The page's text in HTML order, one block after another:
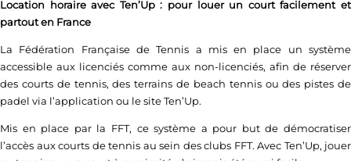
Location horaire avec Ten’Up : pour louer un court facilement et
partout en France
La Fédération Française de Tennis a mis en place un système
accessible aux licenciés comme aux non-licenciés, afin de réserver
des courts de tennis, des terrains de beach tennis ou des pistes de
padel via l’application ou le site Ten’Up.
Mis en place par la FFT, ce système a pour but de démocratiser
l’accès aux courts de tennis au sein des clubs FFT. Avec Ten’Up, jouer